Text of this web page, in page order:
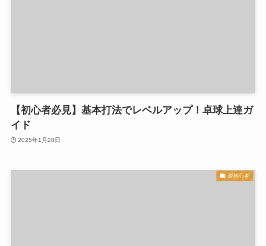
【初心者必見】基本打法でレベルアップ！卓球上達ガ
イド
2025年1月28日
脱初心者